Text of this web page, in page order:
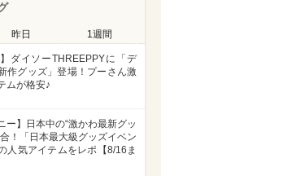
昨日 1週間
】ダイソーTHREEPPYに「デ
作グッズ」登場！プーさん激
ムが格安♪
ー】日本中の“激かわ最新グッ
！「日本最大級グッズイベン
人気アイテムをレポ【8/16ま